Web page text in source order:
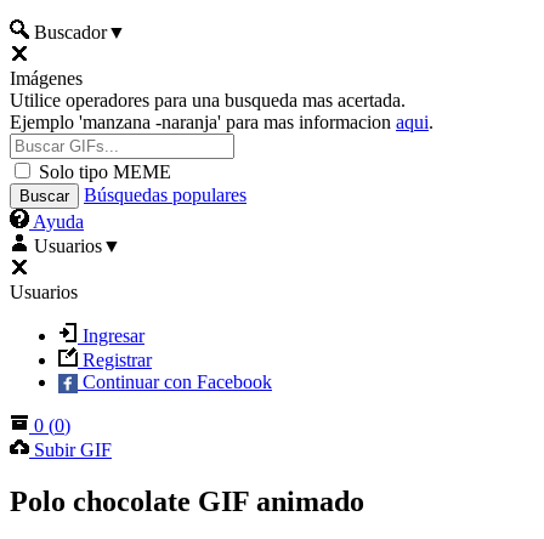
Buscador▼
Imágenes
Utilice operadores para una busqueda mas acertada.
Ejemplo 'manzana -naranja' para mas informacion aqui.
Solo tipo MEME
Búsquedas populares
Ayuda
Usuarios▼
Usuarios
Ingresar
Registrar
Continuar con Facebook
0 (0)
Subir GIF
Polo chocolate GIF animado